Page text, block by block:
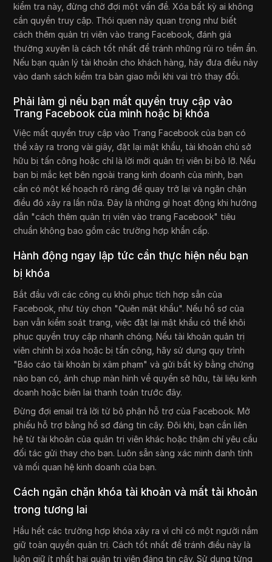
kiểm tra này, đừng chờ đợi một vấn đề. Xóa bất kỳ ai không
cần quyền truy cập. Thói quen này quan trọng như biết
cách thêm quản trị viên vào trang Facebook, đánh giá
thường xuyên là cách tốt nhất để tránh những rủi ro tiềm ẩn.
Nếu bạn quản lý tài khoản cho khách hàng, hãy đưa điều này
vào danh sách kiểm tra bàn giao mỗi khi vai trò thay đổi.
Phải làm gì nếu bạn mất quyền truy cập vào
Trang Facebook của mình hoặc bị khóa
Việc mất quyền truy cập vào Trang Facebook của bạn có
thể xảy ra trong vài giây, đặt lại mật khẩu, tài khoản chủ sở
hữu bị tấn công hoặc chỉ là lời mời quản trị viên bị bỏ lỡ. Nếu
bạn bị mắc kẹt bên ngoài trang kinh doanh của mình, bạn
cần có một kế hoạch rõ ràng để quay trở lại và ngăn chặn
điều đó xảy ra lần nữa. Đây là những gì hoạt động khi hướng
dẫn "cách thêm quản trị viên vào trang Facebook" tiêu
chuẩn không bao gồm các trường hợp khẩn cấp.
Hành động ngay lập tức cần thực hiện nếu bạn
bị khóa
Bắt đầu với các công cụ khôi phục tích hợp sẵn của
Facebook, như tùy chọn "Quên mật khẩu". Nếu hồ sơ của
bạn vẫn kiểm soát trang, việc đặt lại mật khẩu có thể khôi
phục quyền truy cập nhanh chóng. Nếu tài khoản quản trị
viên chính bị xóa hoặc bị tấn công, hãy sử dụng quy trình
"Báo cáo tài khoản bị xâm phạm" và gửi bất kỳ bằng chứng
nào bạn có, ảnh chụp màn hình về quyền sở hữu, tài liệu kinh
doanh hoặc biên lai thanh toán trước đây.
Đừng đợi email trả lời từ bộ phận hỗ trợ của Facebook. Mở
phiếu hỗ trợ bằng hồ sơ đáng tin cậy. Đôi khi, bạn cần liên
hệ từ tài khoản của quản trị viên khác hoặc thậm chí yêu cầu
đối tác gửi thay cho bạn. Luôn sẵn sàng xác minh danh tính
và mối quan hệ kinh doanh của bạn.
Cách ngăn chặn khóa tài khoản và mất tài khoản
trong tương lai
Hầu hết các trường hợp khóa xảy ra vì chỉ có một người nắm
giữ toàn quyền quản trị. Cách tốt nhất để tránh điều này là
luôn giữ ít nhất hai quản trị viên đáng tin cậy. Sử dụng từng